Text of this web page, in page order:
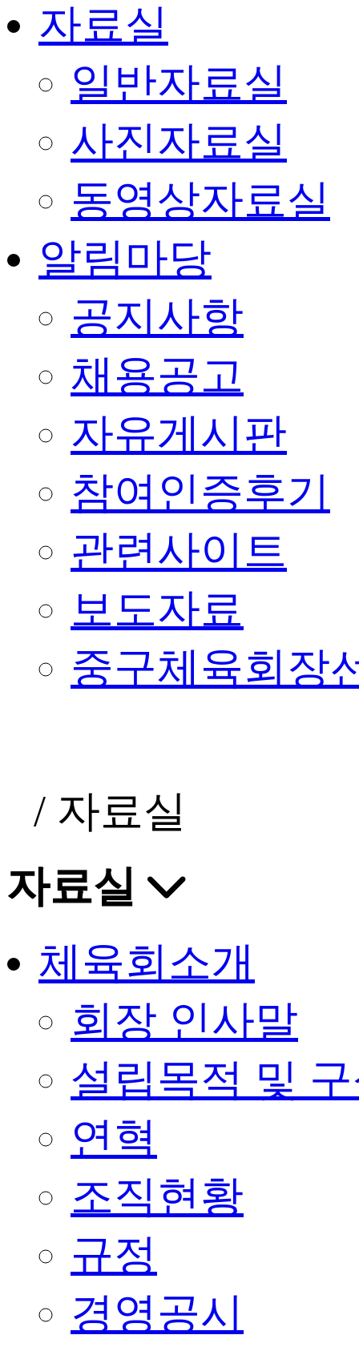
자료실
일반자료실
사진자료실
동영상자료실
알림마당
공지사항
채용공고
자유게시판
참여인증후기
관련사이트
보도자료
중구체육회장
/ 자료실
자료실
체육회소개
회장 인사말
설립목적 및
연혁
조직현황
규정
경영공시